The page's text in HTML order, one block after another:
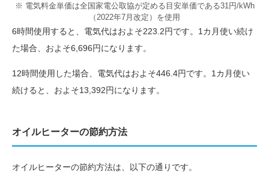
※ 電気料金単価は全国家電公取協が定める目安単価である31円/kWh
（2022年7月改定）を使用
6時間使用すると、電気代はおよそ223.2円です。1カ月使い続け
た場合、およそ6,696円になります。
12時間使用した場合、電気代はおよそ446.4円です。1カ月使い
続けると、およそ13,392円になります。
オイルヒーターの節約方法
オイルヒーターの節約方法は、以下の通りです。